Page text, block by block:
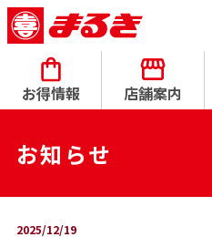
お得情報 店舗案内
お知らせ
2025/12/19